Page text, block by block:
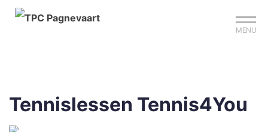
MENU
Tennislessen Tennis4You